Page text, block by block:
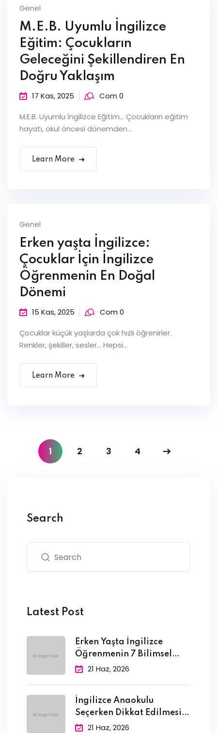
Genel
M.E.B. Uyumlu İngilizce
Eğitim: Çocukların
Geleceğini Şekillendiren En
Doğru Yaklaşım
17 Kas, 2025 Com 0
M.E.B. Uyumlu İngilizce Eğitim… Çocukların eğitim
hayatı, okul öncesi dönemden...
Learn More
Genel
Erken yaşta İngilizce:
Çocuklar İçin İngilizce
Öğrenmenin En Doğal
Dönemi
15 Kas, 2025 Com 0
Çocuklar küçük yaşlarda çok hızlı öğrenirler.
Renkler, şekiller, sesler… Hepsi...
Learn More
1 2 3 4
Search
Latest Post
Erken Yaşta İngilizce
Öğrenmenin 7 Bilimsel
Faydası
21 Haz, 2026
İngilizce Anaokulu
Seçerken Dikkat Edilmesi
Gereken 10
21 Haz, 2026